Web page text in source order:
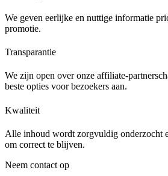
We geven eerlijke en nuttige informatie
promotie.
Transparantie
We zijn open over onze affiliate-
beste opties voor bezoekers aan.
Kwaliteit
Alle inhoud wordt zorgvuldig onderzocht
om correct te blijven.
Neem contact op